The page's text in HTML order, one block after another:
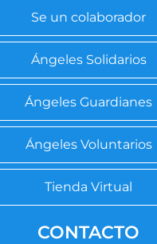
Se un colaborador
Ángeles Solidarios
Ángeles Guardianes
Ángeles Voluntarios
Tienda Virtual
CONTACTO